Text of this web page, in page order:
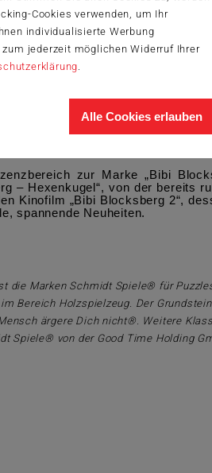
Cookies verwenden, um Ihr
individualisierte Werbung
jederzeit möglichen Widerruf Ihrer
Alle Cookies erlauben
von 60 bis 200 Teilen und
Premium-Puzzlequalität von
nachhaltig. Ein Puzzlespaß mit
„TOP 10 Spielzeug 2025“
am Kessel“ einen
(100 Teile) und „Das
eine besonders spannende
zur Marke „Bibi
– Hexenkugel“, von der bereits
Kinofilm „Bibi Blocksberg 2“,
spannende Neuheiten.
die Marken Schmidt Spiele® für
Bereich Holzspielzeug. Der
ärgere Dich nicht®. Weitere
Spiele® von der Good Time Holding